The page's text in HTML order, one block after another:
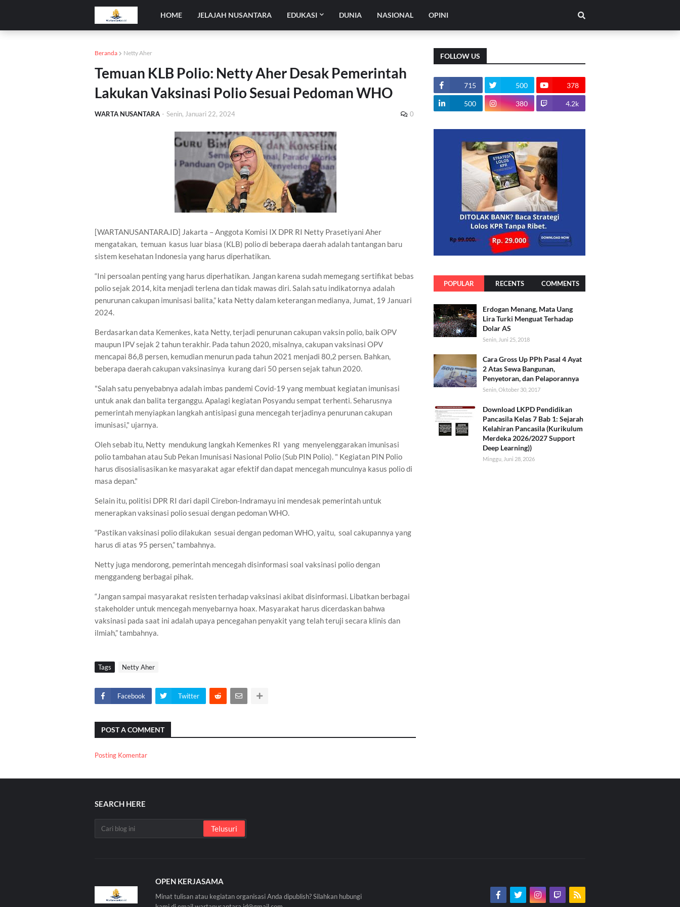
HOME JELAJAH NUSANTARA EDUKASI DUNIA NASIONAL OPINI
Beranda Netty Aher
Temuan KLB Polio: Netty Aher Desak Pemerintah
Lakukan Vaksinasi Polio Sesuai Pedoman WHO
WARTA NUSANTARA - Senin, Januari 22, 2024 0
[WARTANUSANTARA.ID] Jakarta – Anggota Komisi IX DPR RI Netty Prasetiyani Aher
mengatakan, temuan kasus luar biasa (KLB) polio di beberapa daerah adalah tantangan baru
sistem kesehatan Indonesia yang harus diperhatikan.
“Ini persoalan penting yang harus diperhatikan. Jangan karena sudah memegang sertifikat bebas
polio sejak 2014, kita menjadi terlena dan tidak mawas diri. Salah satu indikatornya adalah
penurunan cakupan imunisasi balita,” kata Netty dalam keterangan medianya, Jumat, 19 Januari
2024.
Berdasarkan data Kemenkes, kata Netty, terjadi penurunan cakupan vaksin polio, baik OPV
maupun IPV sejak 2 tahun terakhir. Pada tahun 2020, misalnya, cakupan vaksinasi OPV
mencapai 86,8 persen, kemudian menurun pada tahun 2021 menjadi 80,2 persen. Bahkan,
beberapa daerah cakupan vaksinasinya kurang dari 50 persen sejak tahun 2020.
"Salah satu penyebabnya adalah imbas pandemi Covid-19 yang membuat kegiatan imunisasi
untuk anak dan balita terganggu. Apalagi kegiatan Posyandu sempat terhenti. Seharusnya
pemerintah menyiapkan langkah antisipasi guna mencegah terjadinya penurunan cakupan
imunisasi," ujarnya.
Oleh sebab itu, Netty mendukung langkah Kemenkes RI yang menyelenggarakan imunisasi
polio tambahan atau Sub Pekan Imunisasi Nasional Polio (Sub PIN Polio). " Kegiatan PIN Polio
harus disosialisasikan ke masyarakat agar efektif dan dapat mencegah munculnya kasus polio di
masa depan."
Selain itu, politisi DPR RI dari dapil Cirebon-Indramayu ini mendesak pemerintah untuk
menerapkan vaksinasi polio sesuai dengan pedoman WHO.
“Pastikan vaksinasi polio dilakukan sesuai dengan pedoman WHO, yaitu, soal cakupannya yang
harus di atas 95 persen,” tambahnya.
Netty juga mendorong, pemerintah mencegah disinformasi soal vaksinasi polio dengan
menggandeng berbagai pihak.
“Jangan sampai masyarakat resisten terhadap vaksinasi akibat disinformasi. Libatkan berbagai
stakeholder untuk mencegah menyebarnya hoax. Masyarakat harus dicerdaskan bahwa
vaksinasi pada saat ini adalah upaya pencegahan penyakit yang telah teruji secara klinis dan
ilmiah,” tambahnya.
Tags Netty Aher
Facebook Twitter
POST A COMMENT
Posting Komentar
FOLLOW US
715 500 378
500 380 4.2k
POPULAR RECENTS COMMENTS
Erdogan Menang, Mata Uang
Lira Turki Menguat Terhadap
Dolar AS
Senin, Juni 25, 2018
Cara Gross Up PPh Pasal 4 Ayat
2 Atas Sewa Bangunan,
Penyetoran, dan Pelaporannya
Senin, Oktober 30, 2017
Download LKPD Pendidikan
Pancasila Kelas 7 Bab 1: Sejarah
Kelahiran Pancasila (Kurikulum
Merdeka 2026/2027 Support
Deep Learning))
Minggu, Juni 28, 2026
SEARCH HERE
OPEN KERJASAMA
Minat tulisan atau kegiatan organisasi Anda dipublish? Silahkan hubungi